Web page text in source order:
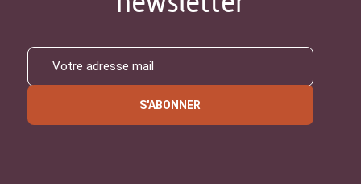
S'ABONNER